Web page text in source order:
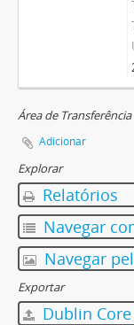
Área de Transferência
Adicionar
Explorar
Relatórios
Navegar
Navegar
Exportar
Dublin Core